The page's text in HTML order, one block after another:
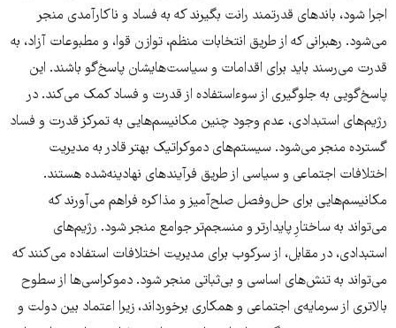
اجرا شود، باندهای قدرتمند رانت بگیرند که به فساد و ناکارآمدی منجر
می‌شود. رهبرانی که از طریق انتخابات منظم، توازن قوا، و مطبوعات آزاد، به
قدرت می‌رسند باید برای اقدامات و سیاست‌هایشان پاسخ‌گو باشند. این
پاسخ‌گویی به جلوگیری از سوءاستفاده از قدرت و فساد کمک می‌کند. در
رژیم‌های استبدادی، عدم وجود چنین مکانیسم‌هایی به تمرکز قدرت و فساد
گسترده منجر می‌شود. سیستم‌های دموکراتیک بهتر قادر به مدیریت
اختلافات اجتماعی و سیاسی از طریق فرآیندهای نهادینه‌شده هستند.
مکانیسم‌هایی برای حل‌وفصل صلح‌آمیز و مذاکره فراهم می‌آورند که
می‌تواند به ساختارِ پایدارتر و منسجم‌تر جوامع منجر شود. رژیم‌های
استبدادی، در مقابل، از سرکوب برای مدیریت اختلافات استفاده می‌کنند که
می‌تواند به تنش‌های اساسی و بی‌ثباتی منجر شود. دموکراسی‌ها از سطوح
بالاتری از سرمایه‌ی اجتماعی و همکاری برخورداند، زیرا اعتماد بین دولت و